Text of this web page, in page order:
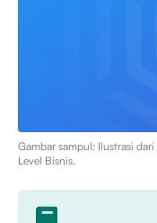
Gambar sampul: Ilustrasi dari
Level Bisnis.